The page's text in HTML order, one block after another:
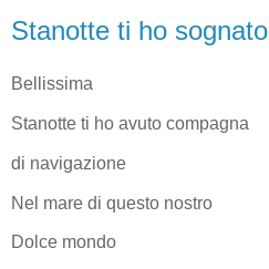
Stanotte ti ho sognato
Bellissima
Stanotte ti ho avuto compagna
di navigazione
Nel mare di questo nostro
Dolce mondo